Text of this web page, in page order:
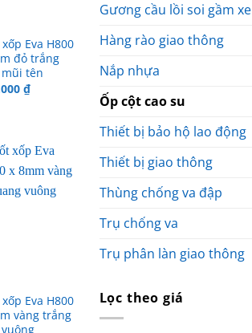
Eva H800
đỏ trắng
tên
₫Giá
Eva H800
vàng trắng
Gương cầu lồi soi gầm xe
Hàng rào giao thông
Nắp nhựa
Ốp cột cao su
Thiết bị bảo hộ lao động
Thiết bị giao thông
Thùng chống va đập
Trụ chống va
Trụ phân làn giao thông
Lọc theo giá